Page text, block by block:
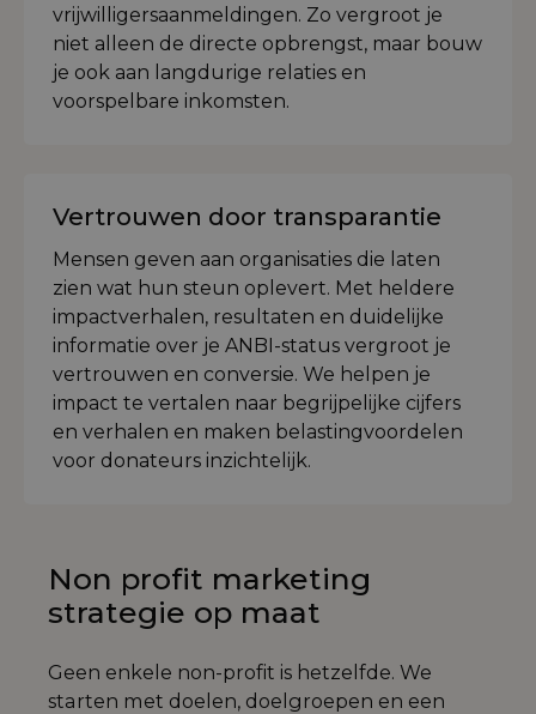
vrijwilligersaanmeldingen. Zo vergroot je
niet alleen de directe opbrengst, maar bouw
je ook aan langdurige relaties en
voorspelbare inkomsten.
Vertrouwen door transparantie
Mensen geven aan organisaties die laten
zien wat hun steun oplevert. Met heldere
impactverhalen, resultaten en duidelijke
informatie over je ANBI-status vergroot je
vertrouwen en conversie. We helpen je
impact te vertalen naar begrijpelijke cijfers
en verhalen en maken belastingvoordelen
voor donateurs inzichtelijk.
Non profit marketing
strategie op maat
Geen enkele non-profit is hetzelfde. We
starten met doelen, doelgroepen en een